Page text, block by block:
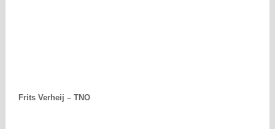
Frits Verheij – TNO